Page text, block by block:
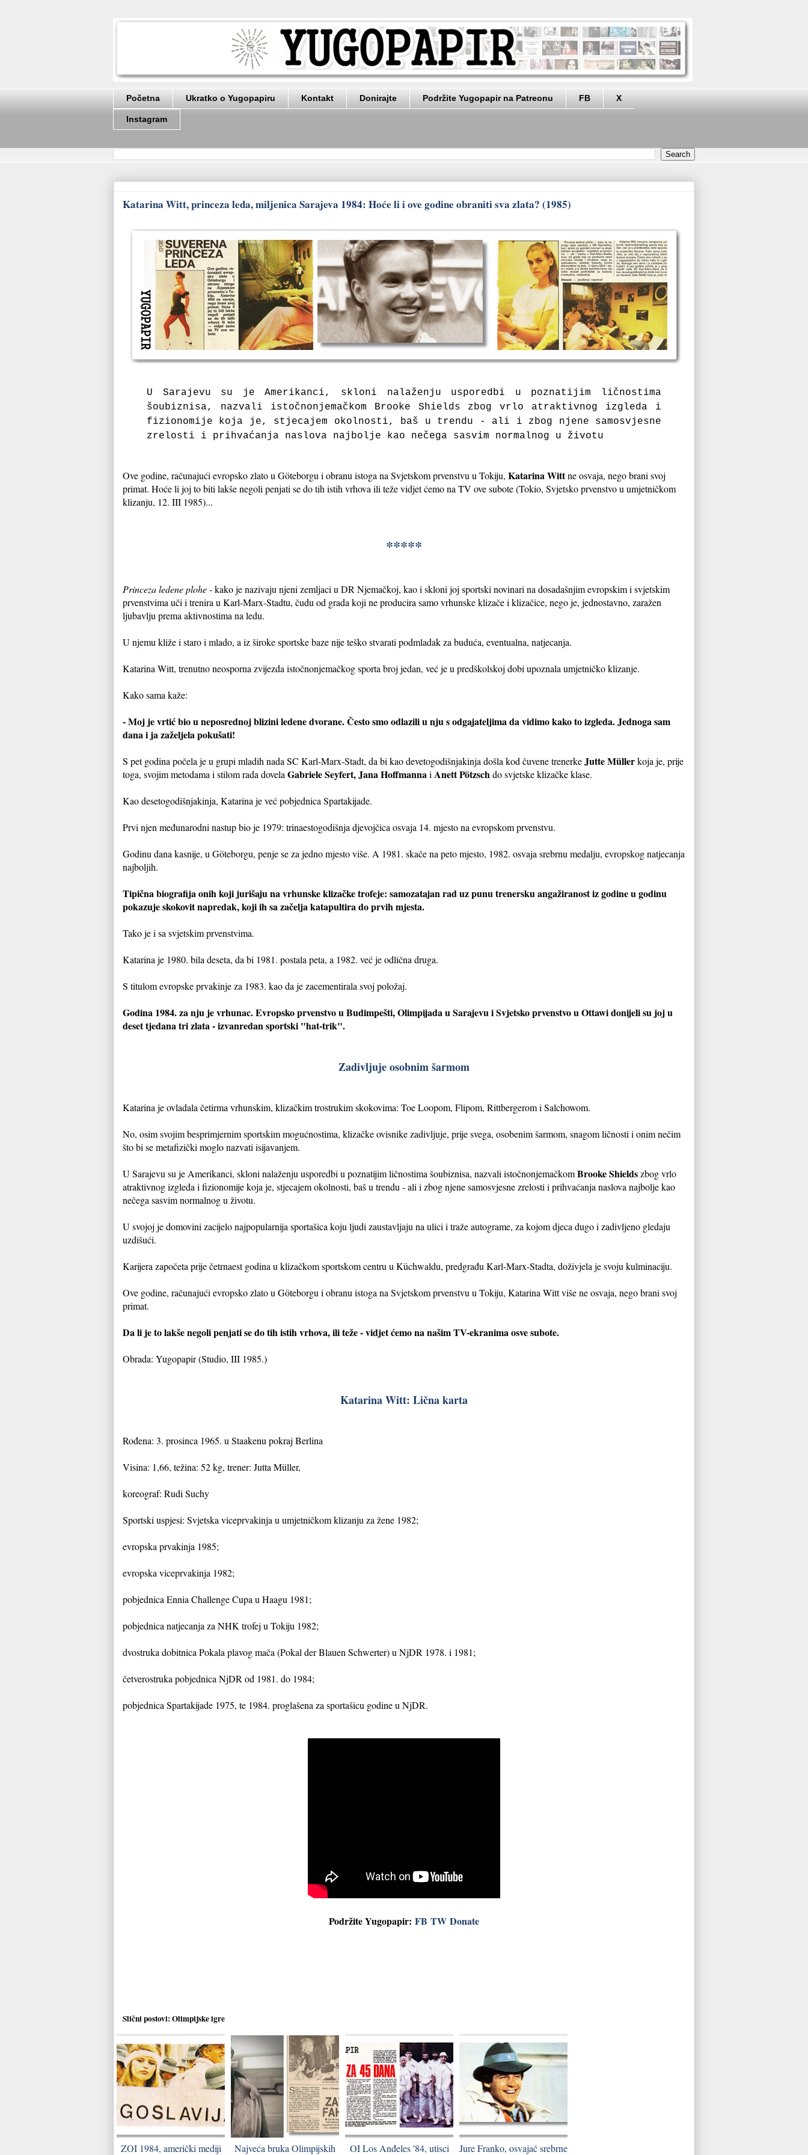
Početna Ukratko o Yugopapiru Kontakt Donirajte Podržite Yugopapir na Patreonu FB X
Instagram
Katarina Witt, princeza leda, miljenica Sarajeva 1984: Hoće li i ove godine obraniti sva zlata? (1985)
U Sarajevu su je Amerikanci, skloni nalaženju usporedbi u poznatijim ličnostima
šoubiznisa, nazvali istočnonjemačkom Brooke Shields zbog vrlo atraktivnog izgleda i
fizionomije koja je, stjecajem okolnosti, baš u trendu - ali i zbog njene samosvjesne
zrelosti i prihvaćanja naslova najbolje kao nečega sasvim normalnog u životu
Ove godine, računajući evropsko zlato u Göteborgu i obranu istoga na Svjetskom prvenstvu u Tokiju, Katarina Wittne osvaja, nego brani svoj
primat. Hoće li joj to biti lakše negoli penjati se do tih istih vrhova ili teže vidjet ćemo na TV ove subote (Tokio, Svjetsko prvenstvo u umjetničkom
klizanju, 12. III 1985)...
*****
Princeza ledene plohe- kako je nazivaju njeni zemljaci u DR Njemačkoj, kao i skloni joj sportski novinari na dosadašnjim evropskim i svjetskim
prvenstvima uči i trenira u Karl-Marx-Stadtu, čudu od grada koji ne producira samo vrhunske klizače i klizačice, nego je, jednostavno, zaražen
ljubavlju prema aktivnostima na ledu.
U njemu kliže i staro i mlado, a iz široke sportske baze nije teško stvarati podmladak za buduća, eventualna, natjecanja.
Katarina Witt, trenutno neosporna zvijezda istočnonjemačkog sporta broj jedan, već je u predškolskoj dobi upoznala umjetničko klizanje.
Kako sama kaže:
- Moj je vrtić bio u neposrednoj blizini ledene dvorane. Često smo odlazili u nju s odgajateljima da vidimo kako to izgleda. Jednoga sam
dana i ja zaželjela pokušati!
S pet godina počela je u grupi mladih nada SC Karl-Marx-Stadt, da bi kao devetogodišnjakinja došla kod čuvene trenerkeJutte Müllerkoja je, prije
toga, svojim metodama i stilom rada dovela Gabriele Seyfert, Jana Hoffmanna i Anett Pötzsch do svjetske klizačke klase.
Kao desetogodišnjakinja, Katarina je već pobjednica Spartakijade.
Prvi njen međunarodni nastup bio je 1979: trinaestogodišnja djevojčica osvaja 14. mjesto na evropskom prvenstvu.
Godinu dana kasnije, u Göteborgu, penje se za jedno mjesto više. A 1981. skače na peto mjesto, 1982. osvaja srebrnu medalju, evropskog natjecanja
najboljih.
Tipična biografija onih koji jurišaju na vrhunske klizačke trofeje: samozatajan rad uz punu trenersku angažiranost iz godine u godinu
pokazuje skokovit napredak, koji ih sa začelja katapultira do prvih mjesta.
Tako je i sa svjetskim prvenstvima.
Katarina je 1980. bila deseta, da bi 1981. postala peta, a 1982. već je odlična druga.
S titulom evropske prvakinje za 1983. kao da je zacementirala svoj položaj.
Godina 1984. za nju je vrhunac. Evropsko prvenstvo u Budimpešti, Olimpijada u Sarajevu i Svjetsko prvenstvo u Ottawi donijeli su joj u
deset tjedana tri zlata - izvanredan sportski "hat-trik".
Zadivljuje osobnim šarmom
Katarina je ovladala četirma vrhunskim, klizačkim trostrukim skokovima: Toe Loopom, Flipom, Rittbergerom i Salchowom.
No, osim svojim besprimjernim sportskim mogućnostima, klizačke ovisnike zadivljuje, prije svega, osobenim šarmom, snagom ličnosti i onim nečim
što bi se metafizički moglo nazvati isijavanjem.
U Sarajevu su je Amerikanci, skloni nalaženju usporedbi u poznatijim ličnostima šoubiznisa, nazvali istočnonjemačkomBrooke Shieldszbog vrlo
atraktivnog izgleda i fizionomije koja je, stjecajem okolnosti, baš u trendu - ali i zbog njene samosvjesne zrelosti i prihvaćanja naslova najbolje kao
nečega sasvim normalnog u životu.
U svojoj je domovini zacijelo najpopularnija sportašica koju ljudi zaustavljaju na ulici i traže autograme, za kojom djeca dugo i zadivljeno gledaju
uzdišući.
Karijera započeta prije četrnaest godina u klizačkom sportskom centru u Küchwaldu, predgrađu Karl-Marx-Stadta, doživjela je svoju kulminaciju.
Ove godine, računajući evropsko zlato u Göteborgu i obranu istoga na Svjetskom prvenstvu u Tokiju, Katarina Witt više ne osvaja, nego brani svoj
primat.
Da li je to lakše negoli penjati se do tih istih vrhova, ili teže - vidjet ćemo na našim TV-ekranima osve subote.
Obrada: Yugopapir (Studio, III 1985.)
Katarina Witt: Lična karta
Rođena: 3. prosinca 1965. u Staakenu pokraj Berlina
Visina: 1,66, težina: 52 kg, trener: Jutta Müller,
koreograf: Rudi Suchy
Sportski uspjesi: Svjetska viceprvakinja u umjetničkom klizanju za žene 1982;
evropska prvakinja 1985;
evropska viceprvakinja 1982;
pobjednica Ennia Challenge Cupa u Haagu 1981;
pobjednica natjecanja za NHK trofej u Tokiju 1982;
dvostruka dobitnica Pokala plavog mača (Pokal der Blauen Schwerter) u NjDR 1978. i 1981;
četverostruka pobjednica NjDR od 1981. do 1984;
pobjednica Spartakijade 1975, te 1984. proglašena za sportašicu godine u NjDR.
Podržite Yugopapir: FB TW Donate
Slični postovi:Olimpijske igre
ZOI 1984, američki mediji
Najveća bruka Olimpijskih
OI Los Anđeles '84, utisci
Jure Franko, osvajač srebrne